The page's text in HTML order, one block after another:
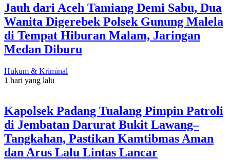
Jauh dari Aceh Tamiang Demi Sabu, Dua
Wanita Digerebek Polsek Gunung Malela
di Tempat Hiburan Malam, Jaringan
Medan Diburu
Hukum & Kriminal
1 hari yang lalu
Kapolsek Padang Tualang Pimpin Patroli
di Jembatan Darurat Bukit Lawang–
Tangkahan, Pastikan Kamtibmas Aman
dan Arus Lalu Lintas Lancar